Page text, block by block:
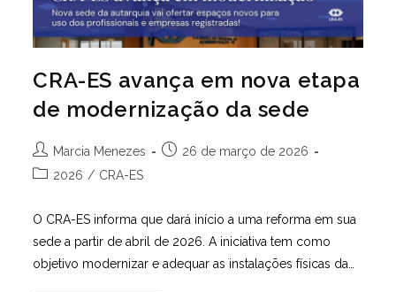
CRA-ES avança em nova etapa
de modernização da sede
Autor
do
Marcia Menezes
Post26 de março de 2026
Categoria
post:
2026 / CRA-ES
O CRA-ES informa que dará início a uma reforma em sua
sede a partir de abril de 2026. A iniciativa tem como
objetivo modernizar e adequar as instalações físicas da…